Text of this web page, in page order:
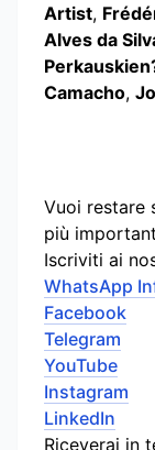
Artist,
Alves da
Camacho,
Vuoi restare
più
Iscriviti ai
WhatsApp
Facebook
Telegram
YouTube
Instagram
LinkedIn
Riceverai in